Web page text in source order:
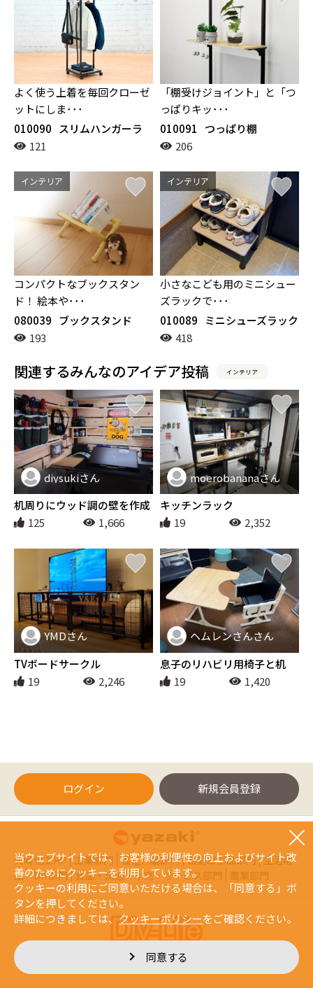
よく使う上着を毎回クローゼ
ットにしま･･･
010090
スリムハンガーラ
ック121
「棚受けジョイント」と「つ
っぱりキッ･･･
010091
つっぱり棚
206
インテリア
コンパクトなブックスタン
ド！ 絵本や･･･
080039 ブックスタンド
193
インテリア
小さなこども用のミニシュー
ズラックで･･･
010089
ミニシューズラック
418
関連するみんなのアイデア投稿 インテリア
インテリア
diysukiさん
机周りにウッド調の壁を作成
125
1,666
インテリア
moerobananaさん
キッチンラック
19
2,352
インテリア
YMDさん
TVボードサークル
19
2,246
インテリア
ヘムレンさんさん
息子のリハビリ用椅子と机
19
1,420
ログイン 新規会員登録
矢崎化工HP 工業部門 福祉介護部門 自動車部品部門 生活用
品・DIY部門
食品・流通・小売・サービス部門 農業部門
当ウェブサイトでは、お客様の利便性の向上およびサイト改
善のためにクッキーを利用しています。
クッキーの利用にご同意いただける場合は、「同意する」ボ
タンを押してください。
詳細につきましては、 クッキーポリシーをご確認ください。
同意する